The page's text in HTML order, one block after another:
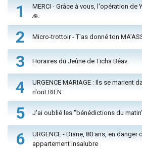
1
MERCI - Grâce à vous, l'opération de
🙏
2 Micro-trottoir - T'as donné ton
3 Horaires du Jeûne de Ticha Béav
4
URGENCE MARIAGE : Ils se marient
n'ont RIEN
5 J'ai oublié les "bénédictions du
6
URGENCE - Diane, 80 ans, en danger
appartement insalubre